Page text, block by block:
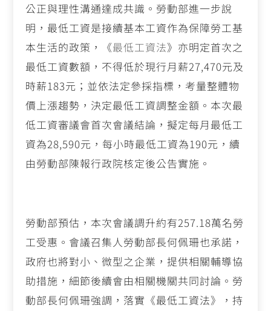
公正與理性溝通達成共識。勞動部進一步說
明，最低工資是接續基本工資作為保障勞工基
本生活的政策，《最低工資法》亦明定首次之
最低工資數額，不得低於現行月薪27,470元及
時薪183元；並依法定參採指標，考量整體物
價上漲趨勢，決定最低工資調整金額。本次最
低工資審議會首次會議結論，擬定每月最低工
資為28,590元，每小時最低工資為190元，續
由勞動部陳報行政院核定後公告實施。
勞動部預估，本次會議調升約有257.18萬名勞
工受惠。會議召集人勞動部長何佩珊也承諾，
政府也將對小、微型之企業，提供相關輔導協
助措施，細節後續會由相關機關共同討論。勞
動部長何佩珊強調，落實《最低工資法》，持